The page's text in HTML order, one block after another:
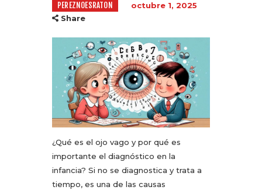
PEREZNOESRATON
octubre 1, 2025
Share
¿Qué es el ojo vago y por qué es
importante el diagnóstico en la
infancia? Si no se diagnostica y trata a
tiempo, es una de las causas